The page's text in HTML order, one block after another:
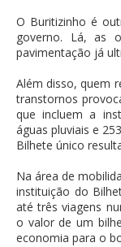
O Buritizinho é
governo. Lá, as
pavimentação já
Além disso, quem
transtornos
que incluem a
águas pluviais e
Bilhete único
Na área de
instituição do
até três viagens
o valor de um
economia para o